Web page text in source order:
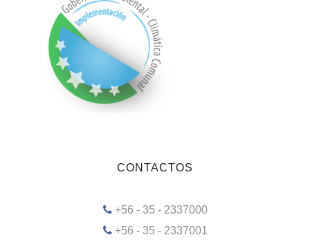
CONTACTOS
+56 - 35 - 2337000
+56 - 35 - 2337001